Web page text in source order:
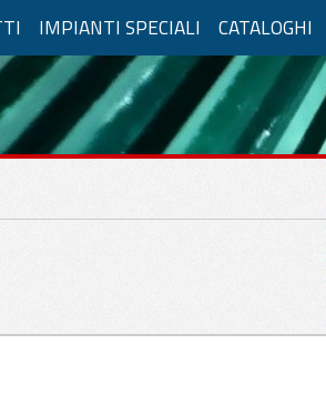
IMPIANTI SPECIALI CATALOGHI